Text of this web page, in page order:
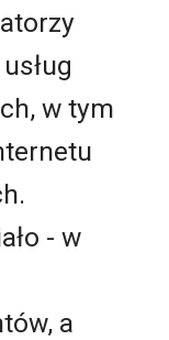
w tym
- w
a